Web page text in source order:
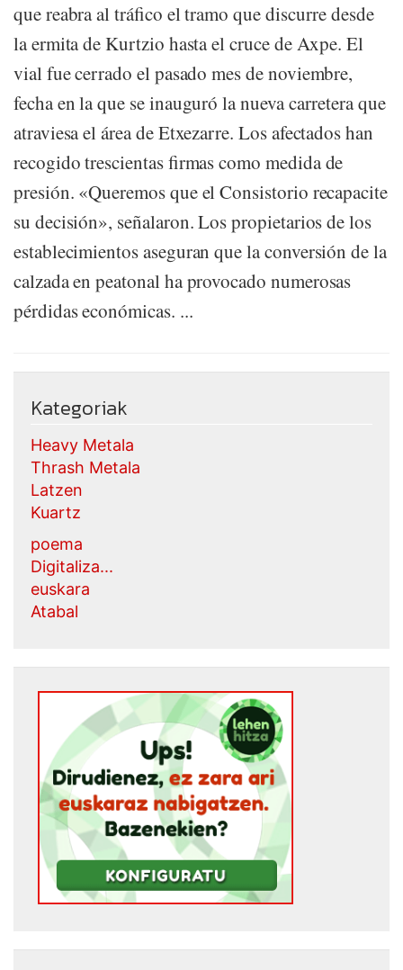
que reabra al tráfico el tramo que discurre desde
la ermita de Kurtzio hasta el cruce de Axpe. El
vial fue cerrado el pasado mes de noviembre,
fecha en la que se inauguró la nueva carretera que
atraviesa el área de Etxezarre. Los afectados han
recogido trescientas firmas como medida de
presión. «Queremos que el Consistorio recapacite
su decisión», señalaron. Los propietarios de los
establecimientos aseguran que la conversión de la
calzada en peatonal ha provocado numerosas
pérdidas económicas. ...
Kategoriak
Heavy Metala
Thrash Metala
Latzen
Kuartz
poema
Digitaliza...
euskara
Atabal